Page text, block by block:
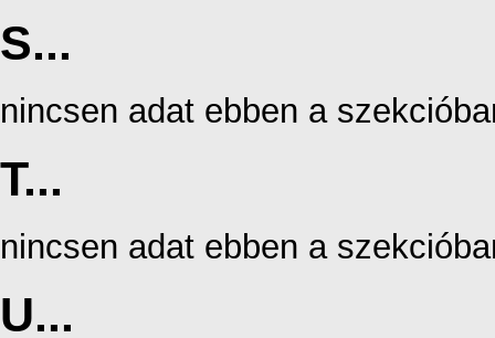
S...
nincsen adat ebben a
T...
nincsen adat ebben a
U...